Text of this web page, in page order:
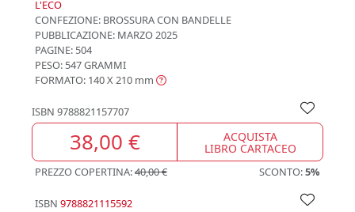
L'ECO
CONFEZIONE: BROSSURA CON BANDELLE
PUBBLICAZIONE: MARZO 2025
PAGINE: 504
PESO: 547 GRAMMI
FORMATO: 140 X 210 mm
ISBN 9788821157707
38,00 € ACQUISTA
LIBRO CARTACEO
PREZZO COPERTINA:40,00 € SCONTO:5%
ISBN 9788821115592